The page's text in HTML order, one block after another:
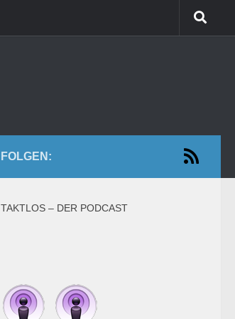
FOLGEN:
TAKTLOS – DER PODCAST